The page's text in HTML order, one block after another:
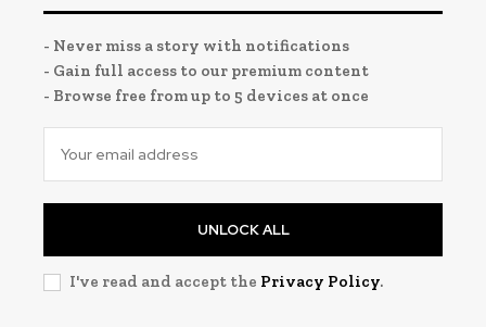
- Never miss a story with notifications
- Gain full access to our premium content
- Browse free from up to 5 devices at once
UNLOCK ALL
I've read and accept the Privacy Policy.